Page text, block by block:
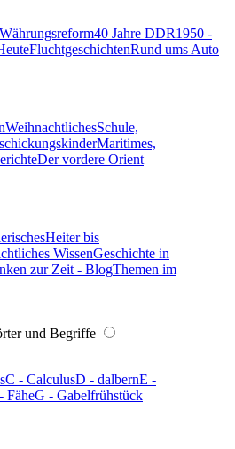
Währungsreform40 Jahre DDR1950 -
FluchtgeschichtenRund ums Auto
WeihnachtlichesSchule,
Maritimes,
Der vordere Orient
Heiter bis
WissenGeschichte in
zur Zeit - BlogThemen im
und Begriffe
C - CalculusD - dalbernE -
FäheG - Gabelfrühstück